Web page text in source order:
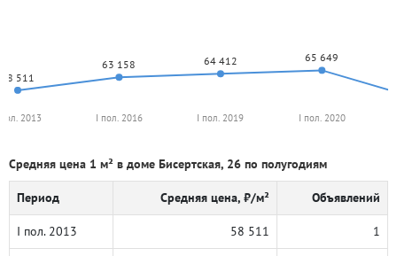
58 511
63 158 64 412 65 649
2013 I пол. 2016 I пол. 2019 I пол. 2020
Средняя цена 1 м² в доме Бисертская, 26 по полугодиям
Период Средняя цена, ₽/м² Объявлений
I пол. 2013 58 511 1